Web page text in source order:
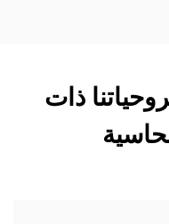
ذات